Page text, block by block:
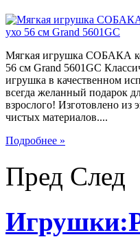
Мягкая игрушка СОБАКА
56 см Grand 5601GC
игрушка в качественном
всегда желанный подарок
взрослого! Изготовлено из
чистых материалов....
Подробнее »
Пред След